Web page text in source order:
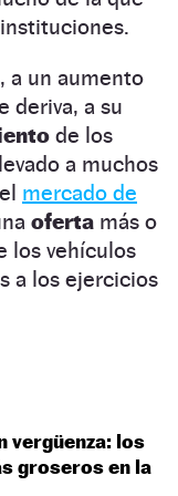
a un aumento
deriva, a su
de los
a muchos
mercado de
oferta más o
los vehículos
a los ejercicios
vergüenza: los
groseros en la